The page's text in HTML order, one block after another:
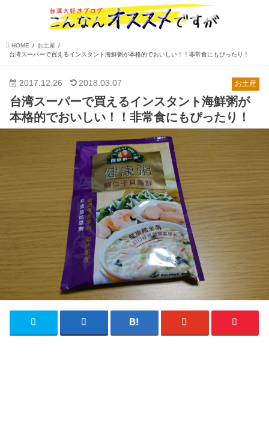
HOME
お土産
台湾スーパーで買えるインスタント海鮮粥が本格的でおいしい！！非常食にもぴったり！
お土産
2017.12.26 2018.03.07
台湾スーパーで買えるインスタント海鮮粥が
本格的でおいしい！！非常食にもぴったり！